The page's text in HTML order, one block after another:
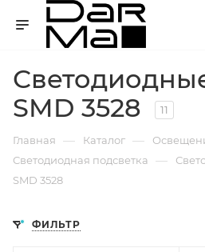
SMD 3528
11
Главная — Каталог —
Светодиодная подсветка —
SMD 3528
ФИЛЬТР